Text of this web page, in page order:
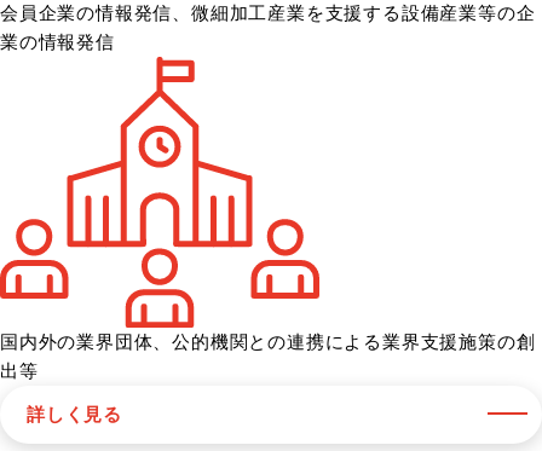
会員企業の情報発信、微細加工産業を支援する設備産業等の企
業の情報発信
国内外の業界団体、公的機関との連携による業界支援施策の創
出等
詳しく見る